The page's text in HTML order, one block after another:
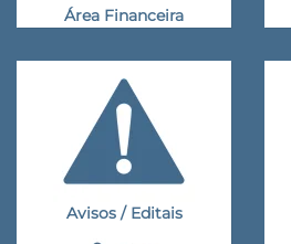
Área Financeira
Avisos / Editais